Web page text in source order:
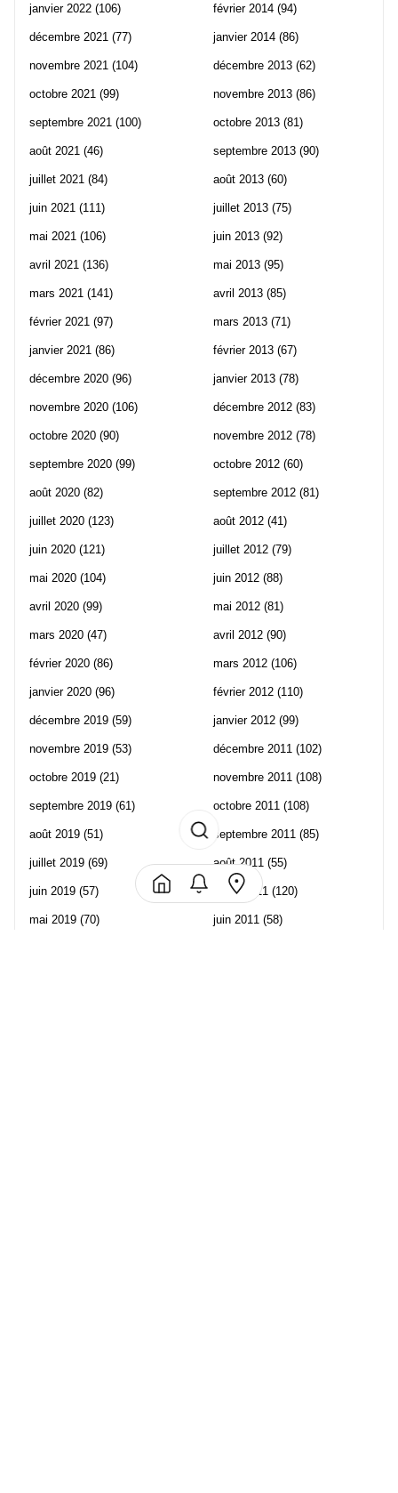
janvier 2022 (106)
décembre 2021 (77)
novembre 2021 (104)
octobre 2021 (99)
septembre 2021 (100)
août 2021 (46)
juillet 2021 (84)
juin 2021 (111)
mai 2021 (106)
avril 2021 (136)
mars 2021 (141)
février 2021 (97)
janvier 2021 (86)
décembre 2020 (96)
novembre 2020 (106)
octobre 2020 (90)
septembre 2020 (99)
août 2020 (82)
juillet 2020 (123)
juin 2020 (121)
mai 2020 (104)
avril 2020 (99)
mars 2020 (47)
février 2020 (86)
janvier 2020 (96)
décembre 2019 (59)
novembre 2019 (53)
octobre 2019 (21)
septembre 2019 (61)
août 2019 (51)
juillet 2019 (69)
juin 2019 (57)
mai 2019 (70)
février 2014 (94)
janvier 2014 (86)
décembre 2013 (62)
novembre 2013 (86)
octobre 2013 (81)
septembre 2013 (90)
août 2013 (60)
juillet 2013 (75)
juin 2013 (92)
mai 2013 (95)
avril 2013 (85)
mars 2013 (71)
février 2013 (67)
janvier 2013 (78)
décembre 2012 (83)
novembre 2012 (78)
octobre 2012 (60)
septembre 2012 (81)
août 2012 (41)
juillet 2012 (79)
juin 2012 (88)
mai 2012 (81)
avril 2012 (90)
mars 2012 (106)
février 2012 (110)
janvier 2012 (99)
décembre 2011 (102)
novembre 2011 (108)
octobre 2011 (108)
septembre 2011 (85)
août 2011 (55)
juillet 2011 (120)
juin 2011 (58)